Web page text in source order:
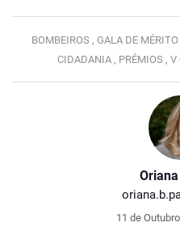
11 de
BOMBEIROS , GALA DE MÉRITO
CIDADANIA , PRÉMIOS , V